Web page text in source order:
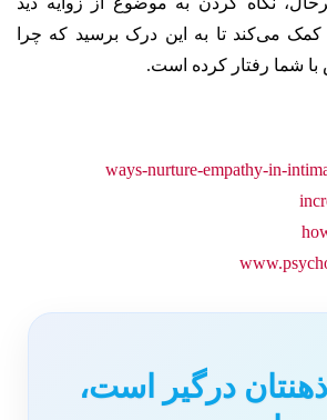
می‌کند تا به این درک برسید که چرا
شما رفتار کرده است.
ways-nurture-empathy-in-
درگیر است،